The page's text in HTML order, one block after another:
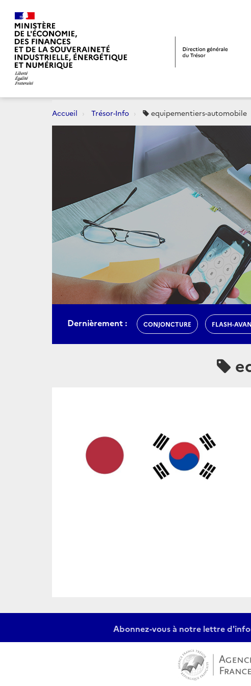
Accueil Trésor-Info equipementiers-automobile
Dernièrement : CONJONCTURE FLASH-
Abonnez-vous à notre lettre